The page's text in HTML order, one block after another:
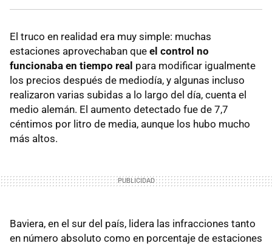
El truco en realidad era muy simple: muchas
estaciones aprovechaban que el control no
funcionaba en tiempo real para modificar igualmente
los precios después de mediodía, y algunas incluso
realizaron varias subidas a lo largo del día, cuenta el
medio alemán. El aumento detectado fue de 7,7
céntimos por litro de media, aunque los hubo mucho
más altos.
Baviera, en el sur del país, lidera las infracciones tanto
en número absoluto como en porcentaje de estaciones